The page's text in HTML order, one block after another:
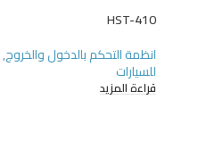
HST-410
انظمة التحكم بالدخول والخروج,
للسيارات
قراءة المزيد